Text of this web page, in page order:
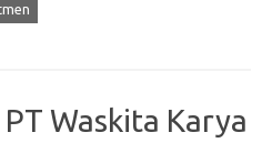
Waskita Karya